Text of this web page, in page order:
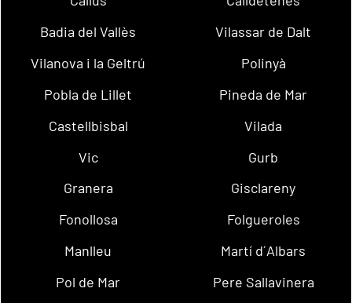
Badia del Vallès
Vilassar de Dalt
Vilanova i la Geltrú
Polinyà
Pobla de Lillet
Pineda de Mar
Castellbisbal
Vilada
Vic
Gurb
Granera
Gisclareny
Fonollosa
Folgueroles
Manlleu
Martí d´Albars
Pol de Mar
Pere Sallavinera